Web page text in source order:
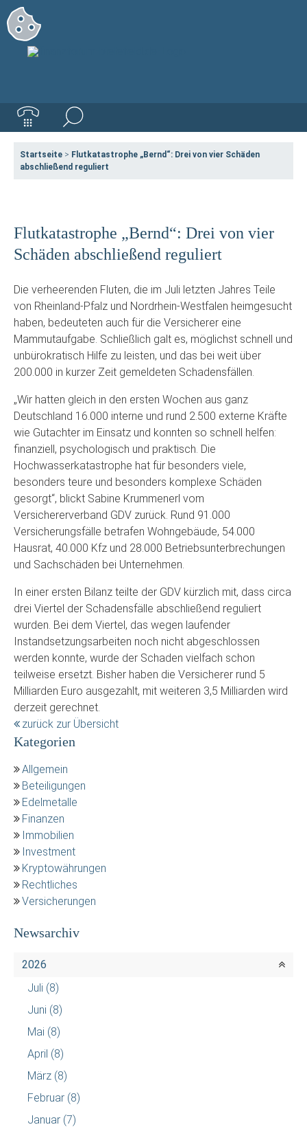
Startseite > Flutkatastrophe „Bernd“: Drei von vier Schäden
abschließend reguliert
Flutkatastrophe „Bernd“: Drei von vier
Schäden abschließend reguliert
Die verheerenden Fluten, die im Juli letzten Jahres Teile
von Rheinland-Pfalz und Nordrhein-Westfalen heimgesucht
haben, bedeuteten auch für die Versicherer eine
Mammutaufgabe. Schließlich galt es, möglichst schnell und
unbürokratisch Hilfe zu leisten, und das bei weit über
200.000 in kurzer Zeit gemeldeten Schadensfällen.
„Wir hatten gleich in den ersten Wochen aus ganz
Deutschland 16.000 interne und rund 2.500 externe Kräfte
wie Gutachter im Einsatz und konnten so schnell helfen:
finanziell, psychologisch und praktisch. Die
Hochwasserkatastrophe hat für besonders viele,
besonders teure und besonders komplexe Schäden
gesorgt“, blickt Sabine Krummenerl vom
Versichererverband GDV zurück. Rund 91.000
Versicherungsfälle betrafen Wohngebäude, 54.000
Hausrat, 40.000 Kfz und 28.000 Betriebsunterbrechungen
und Sachschäden bei Unternehmen.
In einer ersten Bilanz teilte der GDV kürzlich mit, dass circa
drei Viertel der Schadensfälle abschließend reguliert
wurden. Bei dem Viertel, das wegen laufender
Instandsetzungsarbeiten noch nicht abgeschlossen
werden konnte, wurde der Schaden vielfach schon
teilweise ersetzt. Bisher haben die Versicherer rund 5
Milliarden Euro ausgezahlt, mit weiteren 3,5 Milliarden wird
derzeit gerechnet.
zurück zur Übersicht
Kategorien
Allgemein
Beteiligungen
Edelmetalle
Finanzen
Immobilien
Investment
Kryptowährungen
Rechtliches
Versicherungen
Newsarchiv
2026
Juli (8)
Juni (8)
Mai (8)
April (8)
März (8)
Februar (8)
Januar (7)